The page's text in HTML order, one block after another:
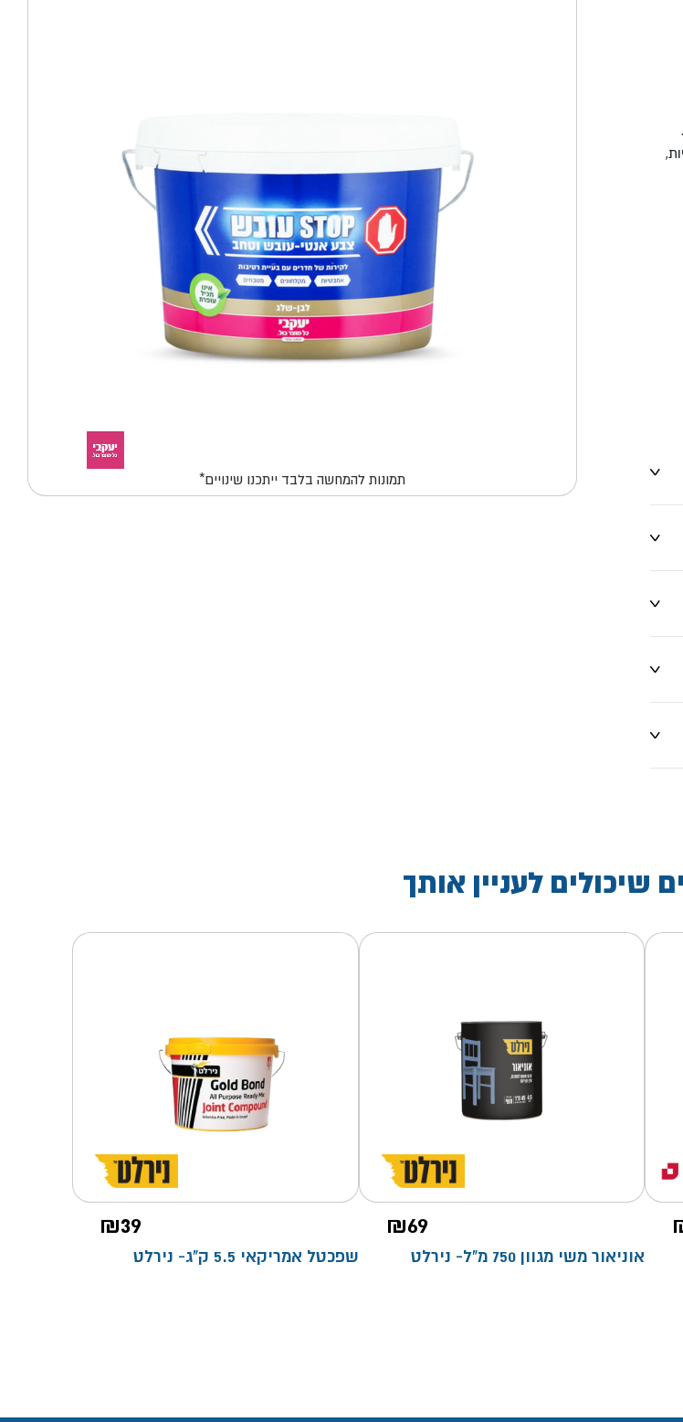
*תמונות להמחשה בלבד ייתכנו שינויים
שיכולים לעניין אותך
₪69
אוניאור משי מגוון 750 מ"ל- נירלט
₪39
שפכטל אמריקאי 5.5 ק"ג- נירלט